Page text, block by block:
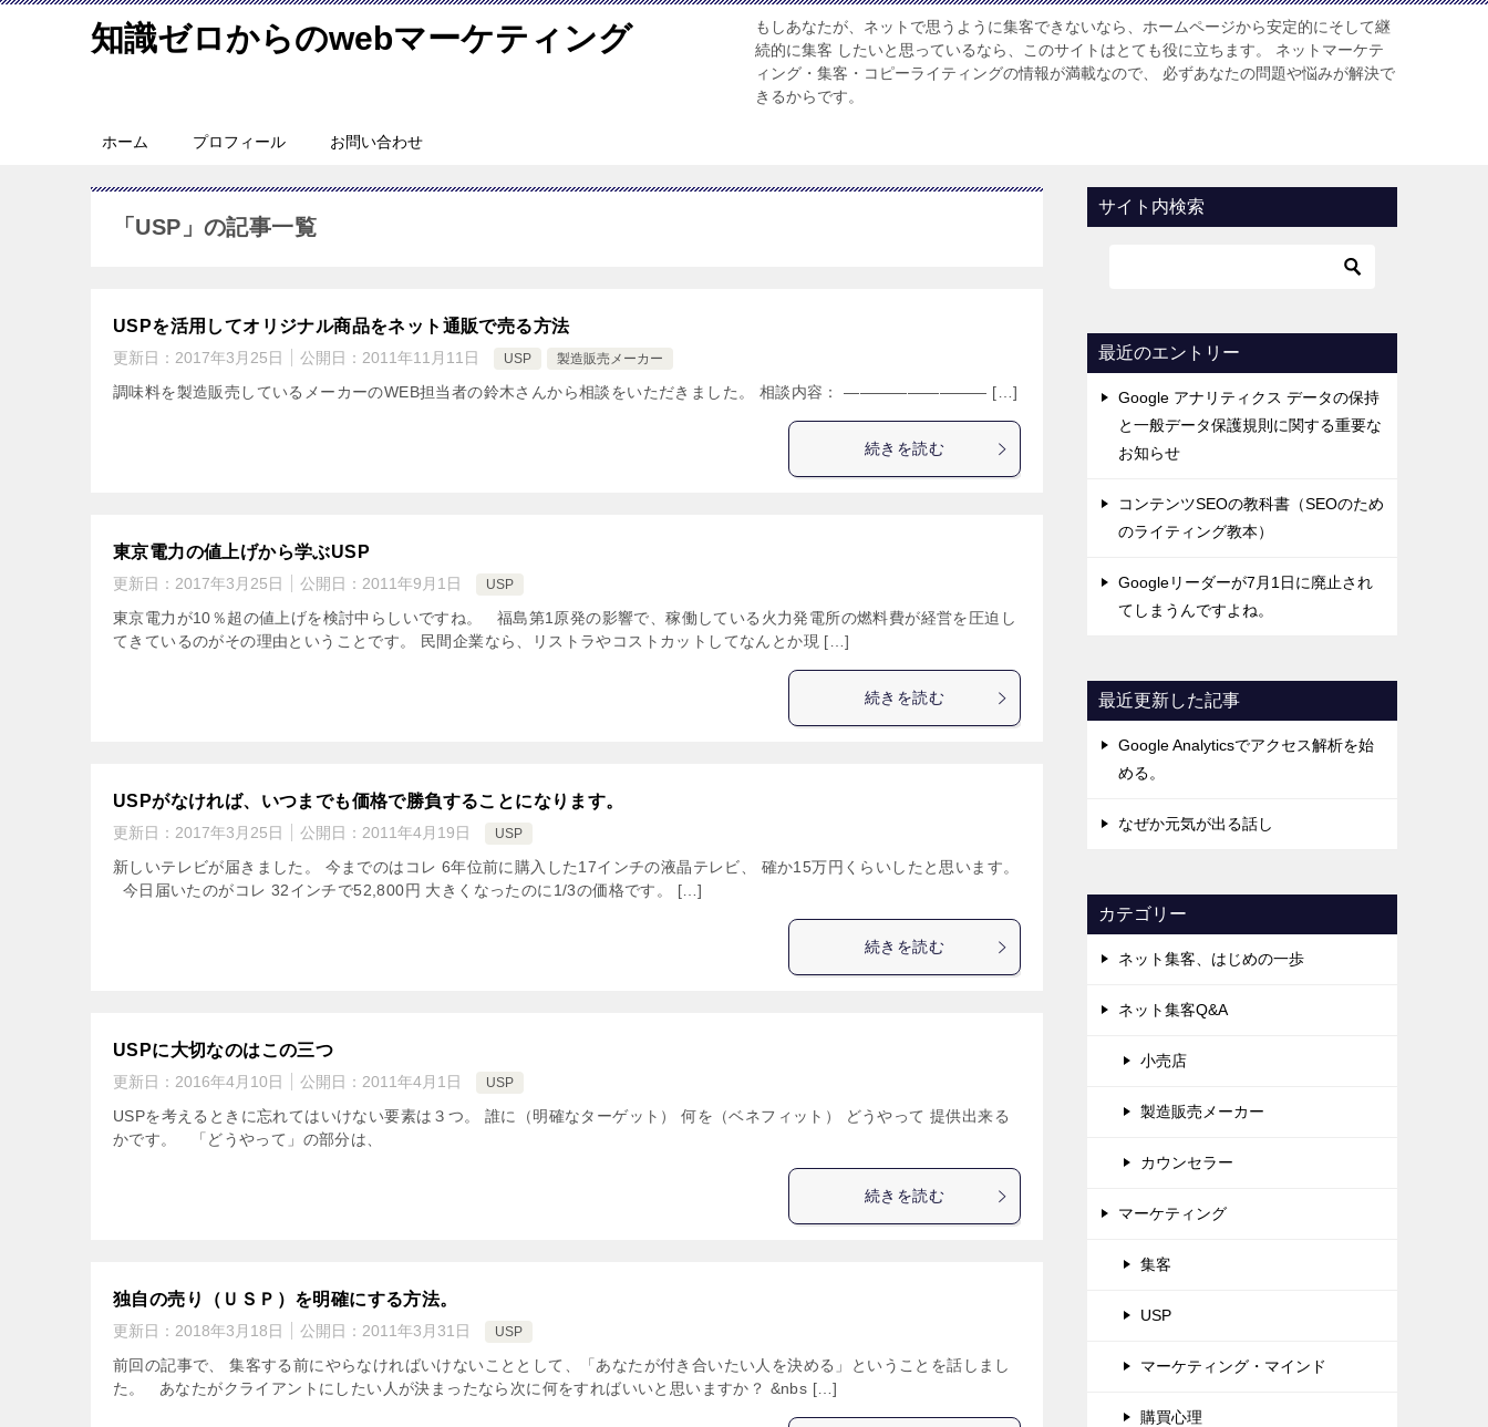
知識ゼロからのwebマーケティング
もしあなたが、ネットで思うように集客できないなら、ホームページから安定的にそして継
続的に集客 したいと思っているなら、このサイトはとても役に立ちます。 ネットマーケテ
ィング・集客・コピーライティングの情報が満載なので、 必ずあなたの問題や悩みが解決で
きるからです。
ホーム プロフィール お問い合わせ
「USP」の記事一覧
USPを活用してオリジナル商品をネット通販で売る方法
更新日： 2017年3月25日 公開日： 2011年11月11日 USP 製造販売メーカー
調味料を製造販売しているメーカーのWEB担当者の鈴木さんから相談をいただきました。 相談内容： ————————— […]
続きを読む
東京電力の値上げから学ぶUSP
更新日： 2017年3月25日 公開日： 2011年9月1日 USP
東京電力が10％超の値上げを検討中らしいですね。 福島第1原発の影響で、稼働している火力発電所の燃料費が経営を圧迫し
てきているのがその理由ということです。 民間企業なら、リストラやコストカットしてなんとか現 […]
続きを読む
USPがなければ、いつまでも価格で勝負することになります。
更新日： 2017年3月25日 公開日： 2011年4月19日 USP
新しいテレビが届きました。 今までのはコレ 6年位前に購入した17インチの液晶テレビ、 確か15万円くらいしたと思います。
今日届いたのがコレ 32インチで52,800円 大きくなったのに1/3の価格です。 […]
続きを読む
USPに大切なのはこの三つ
更新日： 2016年4月10日 公開日： 2011年4月1日 USP
USPを考えるときに忘れてはいけない要素は３つ。 誰に（明確なターゲット） 何を（ベネフィット） どうやって 提供出来る
かです。 「どうやって」の部分は、
続きを読む
独自の売り（ＵＳＰ）を明確にする方法。
更新日： 2018年3月18日 公開日： 2011年3月31日 USP
前回の記事で、 集客する前にやらなければいけないこととして、「あなたが付き合いたい人を決める」ということを話しまし
た。 あなたがクライアントにしたい人が決まったなら次に何をすればいいと思いますか？ &nbs […]
サイト内検索
最近のエントリー
Google アナリティクス データの保持
と一般データ保護規則に関する重要な
お知らせ
コンテンツSEOの教科書（SEOのため
のライティング教本）
Googleリーダーが7月1日に廃止され
てしまうんですよね。
最近更新した記事
Google Analyticsでアクセス解析を始
める。
なぜか元気が出る話し
カテゴリー
ネット集客、はじめの一歩
ネット集客Q&A
小売店
製造販売メーカー
カウンセラー
マーケティング
集客
USP
マーケティング・マインド
購買心理